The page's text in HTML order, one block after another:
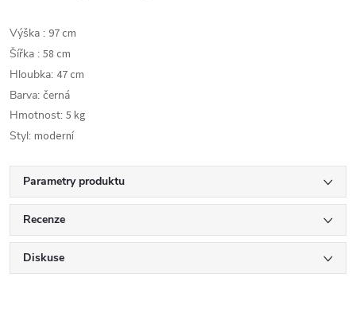
Výška : 97 cm
Šířka : 58 cm
Hloubka: 47 cm
Barva: černá
Hmotnost: 5 kg
Styl: moderní
Parametry produktu
Recenze
Diskuse